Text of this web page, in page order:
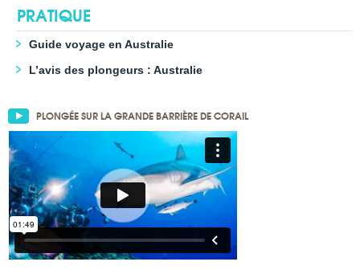
PRATIQUE
Guide voyage en Australie
L’avis des plongeurs : Australie
PLONGÉE SUR LA GRANDE BARRIÈRE DE CORAIL